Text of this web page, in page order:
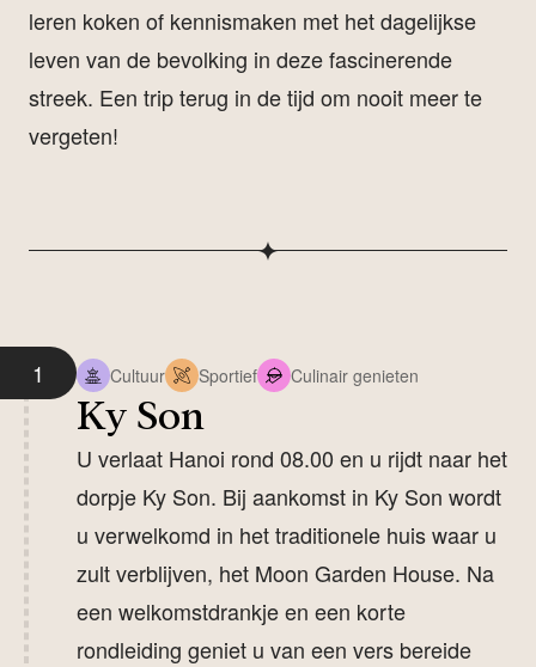
leren koken of kennismaken met het dagelijkse
leven van de bevolking in deze fascinerende
streek. Een trip terug in de tijd om nooit meer te
vergeten!
1 Cultuur Sportief Culinair genieten
Ky Son
U verlaat Hanoi rond 08.00 en u rijdt naar het
dorpje Ky Son. Bij aankomst in Ky Son wordt
u verwelkomd in het traditionele huis waar u
zult verblijven, het Moon Garden House. Na
een welkomstdrankje en een korte
rondleiding geniet u van een vers bereide